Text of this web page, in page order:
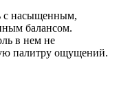
с насыщенным,
балансом.
в нем не
палитру ощущений.